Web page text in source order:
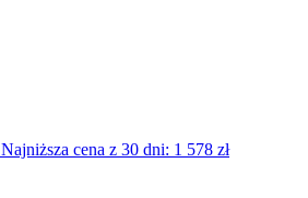
Najniższa cena z 30 dni: 1 578 zł